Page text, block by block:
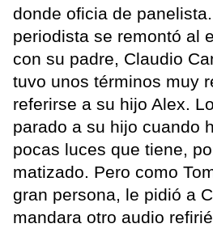
donde oficia de
periodista se remontó al
con su padre, Claudio
tuvo unos términos muy
referirse a su hijo Alex.
parado a su hijo cuando
pocas luces que tiene,
matizado. Pero como
gran persona, le pidió a
mandara otro audio